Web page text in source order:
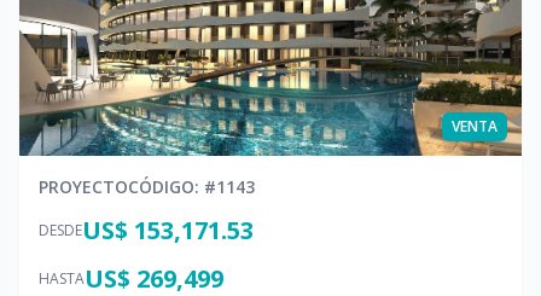
VENTA
PROYECTOCÓDIGO: #1143
DESDEUS$ 153,171.53
HASTAUS$ 269,499